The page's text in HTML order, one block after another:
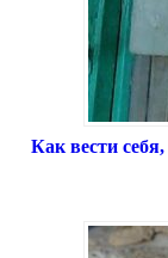
Как вести